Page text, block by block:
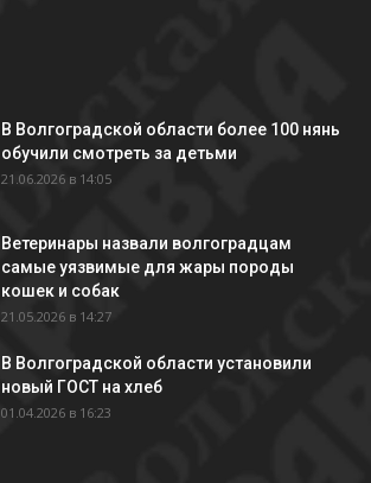
В Волгоградской области более 100 нянь
обучили смотреть за детьми
21.06.2026 в 14:05
Ветеринары назвали волгоградцам
самые уязвимые для жары породы
кошек и собак
21.05.2026 в 14:27
В Волгоградской области установили
новый ГОСТ на хлеб
01.04.2026 в 16:23